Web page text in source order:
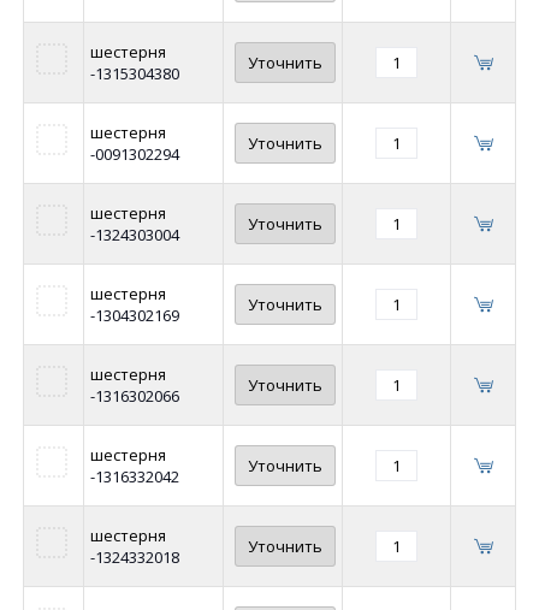
шестерня
-1315304380
Уточнить
шестерня
-0091302294
Уточнить
шестерня
-1324303004
Уточнить
шестерня
-1304302169
Уточнить
шестерня
-1316302066
Уточнить
шестерня
-1316332042
Уточнить
шестерня
-1324332018
Уточнить